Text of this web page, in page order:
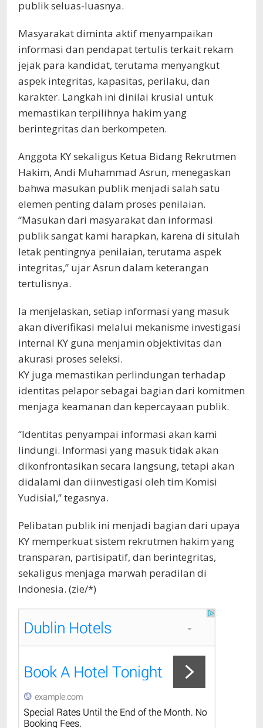
publik seluas-luasnya.
Masyarakat diminta aktif menyampaikan
informasi dan pendapat tertulis terkait rekam
jejak para kandidat, terutama menyangkut
aspek integritas, kapasitas, perilaku, dan
karakter. Langkah ini dinilai krusial untuk
memastikan terpilihnya hakim yang
berintegritas dan berkompeten.
Anggota KY sekaligus Ketua Bidang Rekrutmen
Hakim, Andi Muhammad Asrun, menegaskan
bahwa masukan publik menjadi salah satu
elemen penting dalam proses penilaian.
“Masukan dari masyarakat dan informasi
publik sangat kami harapkan, karena di situlah
letak pentingnya penilaian, terutama aspek
integritas,” ujar Asrun dalam keterangan
tertulisnya.
Ia menjelaskan, setiap informasi yang masuk
akan diverifikasi melalui mekanisme investigasi
internal KY guna menjamin objektivitas dan
akurasi proses seleksi.
KY juga memastikan perlindungan terhadap
identitas pelapor sebagai bagian dari komitmen
menjaga keamanan dan kepercayaan publik.
“Identitas penyampai informasi akan kami
lindungi. Informasi yang masuk tidak akan
dikonfrontasikan secara langsung, tetapi akan
didalami dan diinvestigasi oleh tim Komisi
Yudisial,” tegasnya.
Pelibatan publik ini menjadi bagian dari upaya
KY memperkuat sistem rekrutmen hakim yang
transparan, partisipatif, dan berintegritas,
sekaligus menjaga marwah peradilan di
Indonesia. (zie/*)